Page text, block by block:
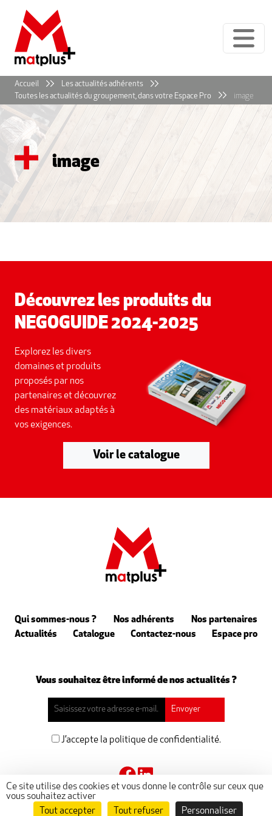
Accueil
Les actualités adhérents
Toutes les actualités du groupement, dans votre Espace Pro
image
image
Découvrez les produits du
NEGOGUIDE 2024-2025
Explorez les divers
domaines et produits
proposés par nos
partenaires et découvrez
des matériaux adaptés à
vos exigences.
Voir le catalogue
Qui sommes-nous ? Nos adhérents
Nos partenaires
Actualités
Catalogue Contactez-nous Espace pro
Vous souhaitez être informé de nos actualités ?
J’accepte la politique de confidentialité.
Ce site utilise des cookies et vous donne le contrôle sur ceux que
vous souhaitez activer
Tout accepter
Tout refuser Personnaliser